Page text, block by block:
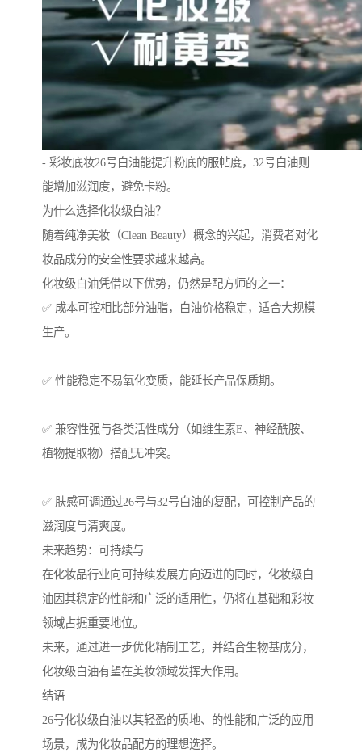
- 彩妆底妆26号白油能提升粉底的服帖度，32号白油则
能增加滋润度，避免卡粉。
为什么选择化妆级白油？
随着纯净美妆（Clean Beauty）概念的兴起，消费者对化
妆品成分的安全性要求越来越高。
化妆级白油凭借以下优势，仍然是配方师的之一：
✅ 成本可控相比部分油脂，白油价格稳定，适合大规模
生产。
✅ 性能稳定不易氧化变质，能延长产品保质期。
✅ 兼容性强与各类活性成分（如维生素E、神经酰胺、
植物提取物）搭配无冲突。
✅ 肤感可调通过26号与32号白油的复配，可控制产品的
滋润度与清爽度。
未来趋势：可持续与
在化妆品行业向可持续发展方向迈进的同时，化妆级白
油因其稳定的性能和广泛的适用性，仍将在基础和彩妆
领域占据重要地位。
未来，通过进一步优化精制工艺，并结合生物基成分，
化妆级白油有望在美妆领域发挥大作用。
结语
26号化妆级白油以其轻盈的质地、的性能和广泛的应用
场景，成为化妆品配方的理想选择。